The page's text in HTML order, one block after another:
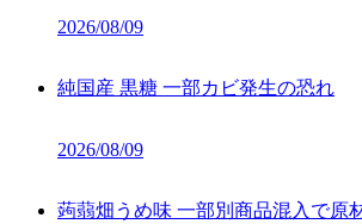
2026/08/09
純国産 黒糖 一部カビ発生の恐れ
2026/08/09
蒟蒻畑うめ味 一部別商品混入で原